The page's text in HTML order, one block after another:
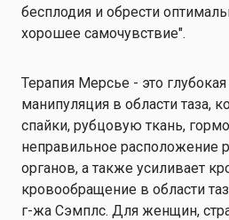
бесплодия и обрести
хорошее самочувствие".
Терапия Мерсье - это
манипуляция в области таза,
спайки, рубцовую ткань,
неправильное расположение
органов, а также усиливает
кровообращение в области
г-жа Сэмплс. Для женщин,